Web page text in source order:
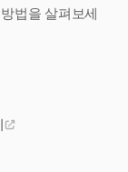
법을 살펴보세